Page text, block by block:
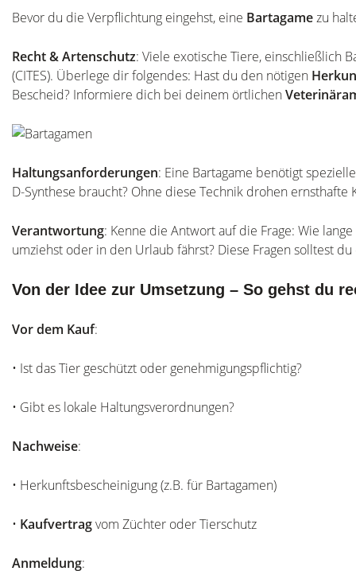
Bevor du die Verpflichtung eingehst, eine Bartagamezu
Recht & Artenschutz: Viele exotische Tiere, einschließlich
(CITES). Überlege dir folgendes: Hast du den nötigen
Bescheid? Informiere dich bei deinem örtlichen
Haltungsanforderungen: Eine Bartagame benötigt
D-Synthese braucht? Ohne diese Technik drohen
Verantwortung: Kenne die Antwort auf die Frage: Wie
umziehst oder in den Urlaub fährst? Diese Fragen solltest
Von der Idee zur Umsetzung – So gehst du
Vor dem Kauf:
• Ist das Tier geschützt oder genehmigungspflichtig?
• Gibt es lokale Haltungsverordnungen?
Nachweise:
• Herkunftsbescheinigung (z.B. für Bartagamen)
• Kaufvertragvom Züchter oder Tierschutz
Anmeldung: